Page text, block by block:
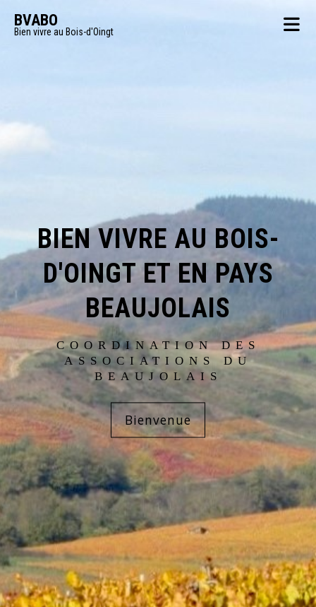
BVABO
Bien vivre au Bois-d'Oingt
BIEN VIVRE AU BOIS-
D'OINGT ET EN PAYS
BEAUJOLAIS
COORDINATION DES
ASSOCIATIONS DU
BEAUJOLAIS
Bienvenue